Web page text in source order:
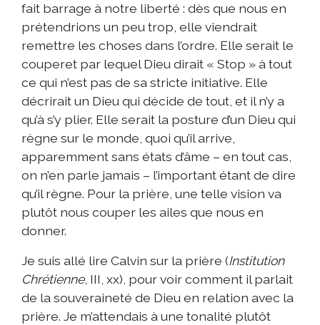
fait barrage à notre liberté : dès que nous en
prétendrions un peu trop, elle viendrait
remettre les choses dans l’ordre. Elle serait le
couperet par lequel Dieu dirait « Stop » à tout
ce qui n’est pas de sa stricte initiative. Elle
décrirait un Dieu qui décide de tout, et il n’y a
qu’à s’y plier. Elle serait la posture d’un Dieu qui
règne sur le monde, quoi qu’il arrive,
apparemment sans états d’âme – en tout cas,
on n’en parle jamais – l’important étant de dire
qu’il règne. Pour la prière, une telle vision va
plutôt nous couper les ailes que nous en
donner.
Je suis allé lire Calvin sur la prière (Institution
Chrétienne, III, xx), pour voir comment il parlait
de la souveraineté de Dieu en relation avec la
prière. Je m’attendais à une tonalité plutôt